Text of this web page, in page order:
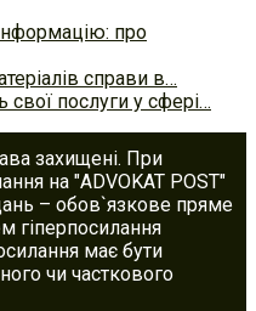
про
справи в…
послуги у сфері…
захищені. При
на "ADVOKAT POST"
– обов`язкове пряме
гіперпосилання
має бути
чи часткового